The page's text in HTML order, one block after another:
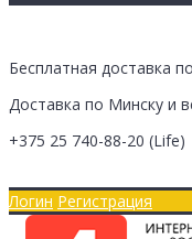
Бесплатная доставка
Доставка по Минску и
+375 25 740-88-20 (Life)
Логин Регистрация